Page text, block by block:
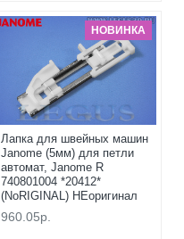
НОВИНКА
Лапка для швейных машин
Janome (5мм) для петли
автомат, Janome R
740801004 *20412*
(NoRIGINAL) НЕоригинал
960.05р.